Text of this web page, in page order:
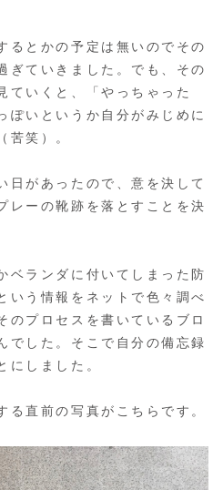
るとかの予定は無いのでその
ぎていきました。でも、その
ていくと、「やっちゃった
ぽいというか自分がみじめに
苦笑）。
日があったので、意を決して
レーの靴跡を落とすことを決
ベランダに付いてしまった防
いう情報をネットで色々調べ
のプロセスを書いているブロ
でした。そこで自分の備忘録
にしました。
る直前の写真がこちらです。